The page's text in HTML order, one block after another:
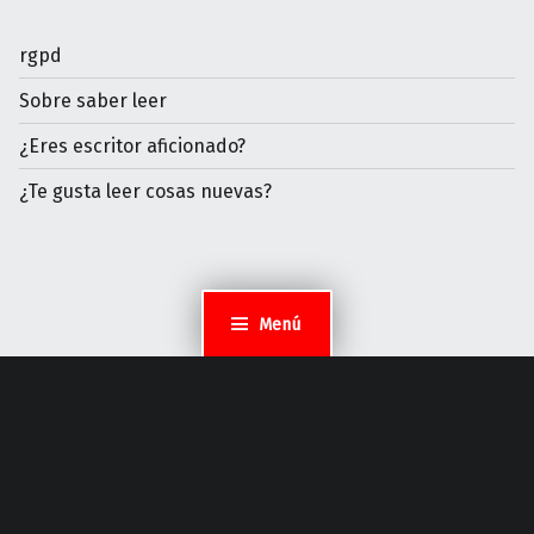
Menú
rgpd
Sobre saber leer
¿Eres escritor aficionado?
¿Te gusta leer cosas nuevas?